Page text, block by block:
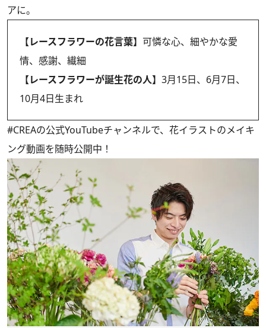
アに。
【レースフラワーの花言葉】 可憐な心、細やかな愛
情、感謝、繊細
【レースフラワーが誕生花の人】 3月15日、6月7日、
10月4日生まれ
#CREAの公式YouTubeチャンネルで、花イラストのメイキ
ング動画を随時公開中！